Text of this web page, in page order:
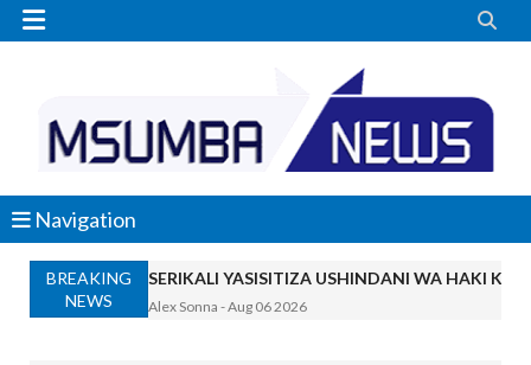
 
Navigation
BREAKING
NEWS
SERIKALI YASISITIZA USHINDANI WA HAKI
Alex Sonna -Aug 06 2026